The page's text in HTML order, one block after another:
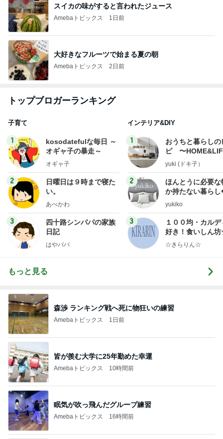
スイカの味がすると言われたジュース
Amebaトピックス 1日前
大好きなフルーツで始まる夏の朝
Amebaトピックス 2日前
トップブロガーランキング
子育て
1
kosodatefulな毎日 ～
オギャ子の暴走～
オギャ子
2
日曜日は９時まで寝た
い。
あべかわ
3
四十路シンパパの家族
日記
はやパパ
インテリア&DIY
1
おうちと暮らしの
ピ 〜
yuki (ドキ子）
2
ほんとうに必要な
か持たない暮ら
ep Life Simple◆
yukiko
3
１００均・カルデ
好き！食いしん
らりん☆のブログ
☆きらりん☆
もっと見る
森渉 ランキング戦へ死に物狂いの練習
Amebaトピックス 1日前
皆が羨む大学に25年勤めた幸運
Amebaトピックス 10時間前
眠気が吹っ飛んだグループ練習
Amebaトピックス 16時間前